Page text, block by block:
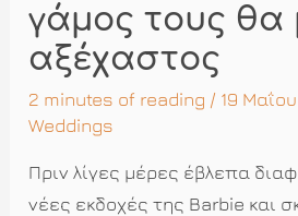
γάμος τους θα
αξέχαστος
2 minutes of reading / 19
Weddings
Πριν λίγες μέρες έβλεπα
νέες εκδοχές της Barbie και